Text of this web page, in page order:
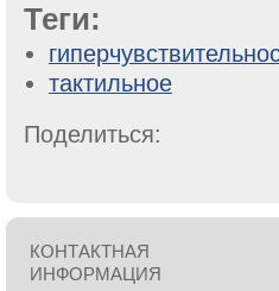
Теги:
тактильное
Поделиться:
КОНТАКТНАЯ
ИНФОРМАЦИЯ